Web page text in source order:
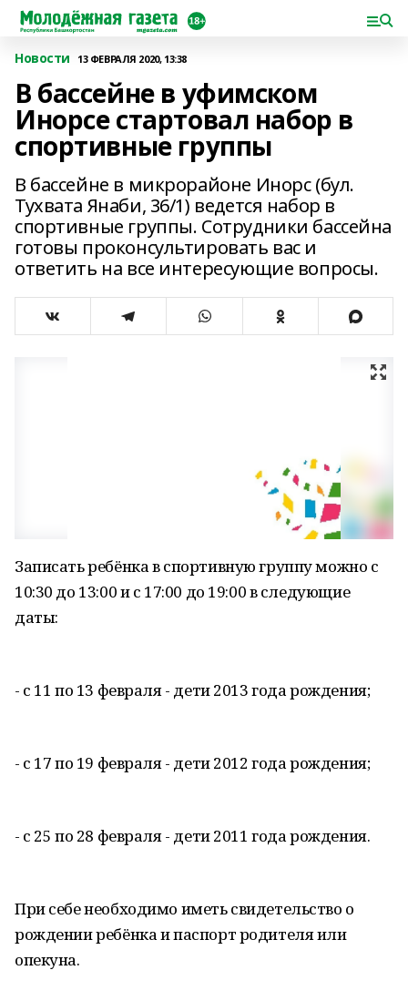
Новости 13 ФЕВРАЛЯ 2020, 13:38
В бассейне в уфимском
Инорсе стартовал набор в
спортивные группы
В бассейне в микрорайоне Инорс (бул.
Тухвата Янаби, 36/1) ведется набор в
спортивные группы. Сотрудники бассейна
готовы проконсультировать вас и
ответить на все интересующие вопросы.
Записать ребёнка в спортивную группу можно с
10:30 до 13:00 и с 17:00 до 19:00 в следующие
даты:
- с 11 по 13 февраля - дети 2013 года рождения;
- с 17 по 19 февраля - дети 2012 года рождения;
- с 25 по 28 февраля - дети 2011 года рождения.
При себе необходимо иметь свидетельство о
рождении ребёнка и паспорт родителя или
опекуна.